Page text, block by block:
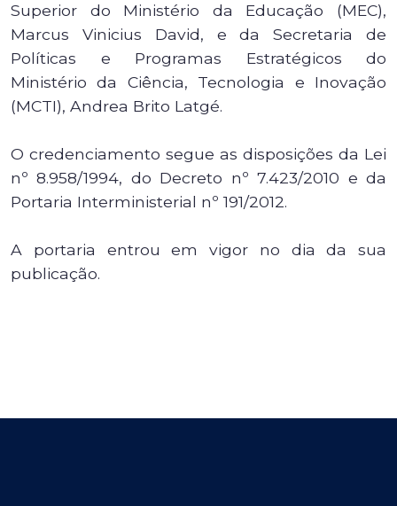
Superior do Ministério da Educação (MEC),
Marcus Vinicius David, e da Secretaria de
Políticas e Programas Estratégicos do
Ministério da Ciência, Tecnologia e Inovação
(MCTI), Andrea Brito Latgé.
O credenciamento segue as disposições da Lei
nº 8.958/1994, do Decreto nº 7.423/2010 e da
Portaria Interministerial nº 191/2012.
A portaria entrou em vigor no dia da sua
publicação.